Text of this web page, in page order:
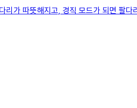
가 따뜻해지고, 경직 모드가 되면 팔다